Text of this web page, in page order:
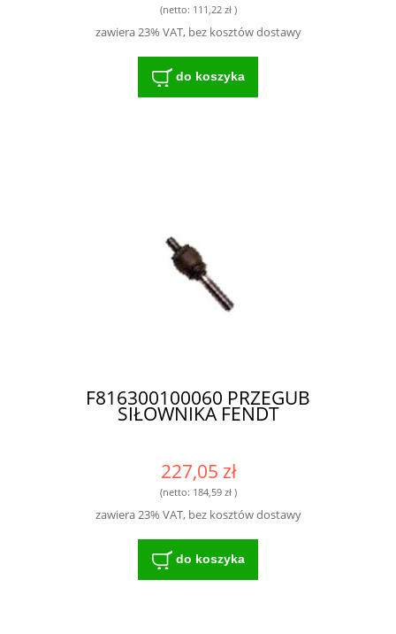
(netto: 111,22 zł)
zawiera 23% VAT, bez kosztów dostawy
do koszyka
F816300100060 PRZEGUB
SIŁOWNIKA FENDT
227,05 zł
(netto: 184,59 zł)
zawiera 23% VAT, bez kosztów dostawy
do koszyka